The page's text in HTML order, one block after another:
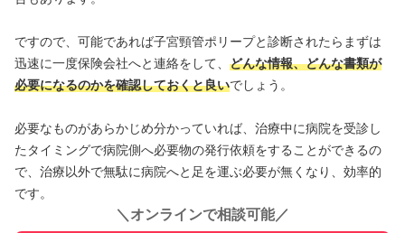
ですので、可能であれば子宮頸管ポリープと診断されたらまずは
迅速に一度保険会社へと連絡をして、 どんな情報、どんな書類が
必要になるのかを確認しておくと良いでしょう。
必要なものがあらかじめ分かっていれば、治療中に病院を受診し
たタイミングで病院側へ必要物の発行依頼をすることができるの
で、治療以外で無駄に病院へと足を運ぶ必要が無くなり、効率的
です。
＼ オンラインで相談可能／